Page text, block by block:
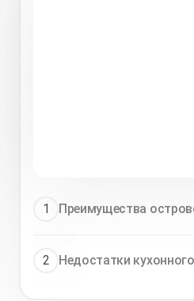
1 Преимущества
2 Недостатки